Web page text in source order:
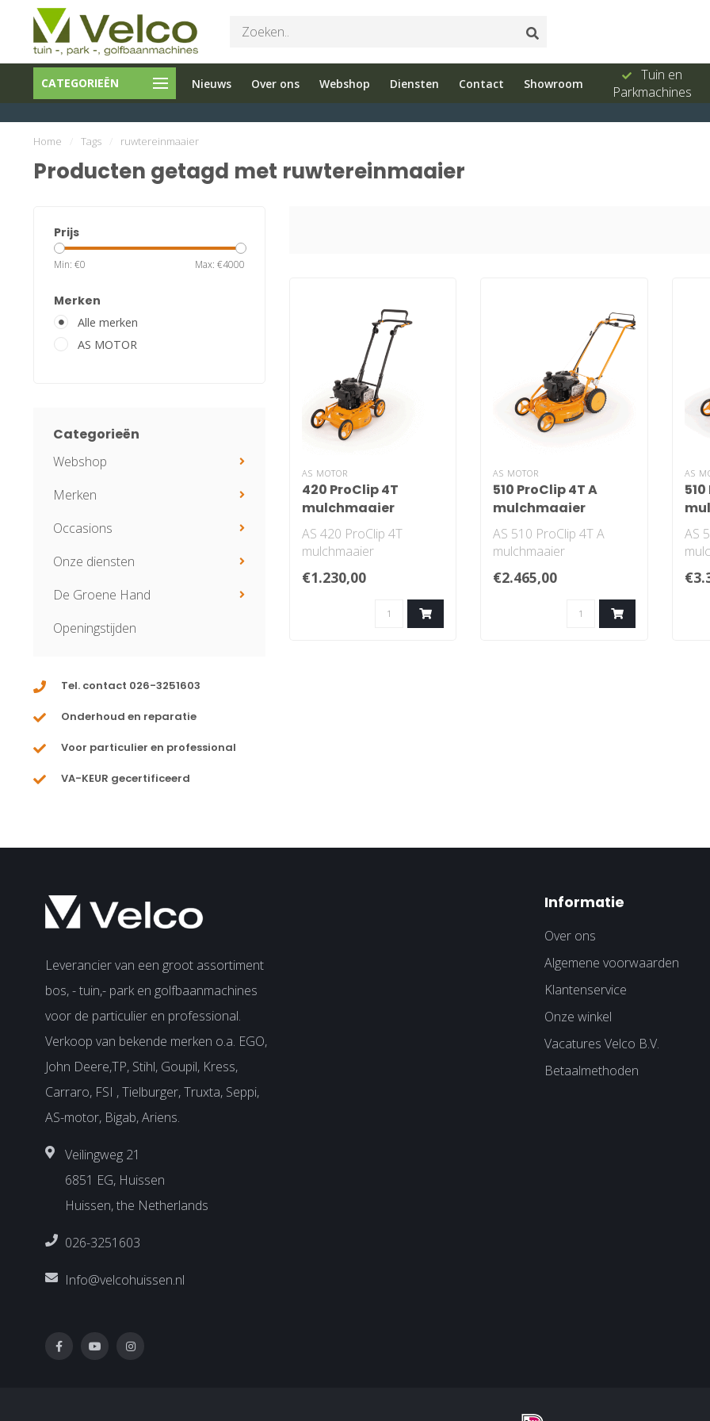
CATEGORIEËN Nieuws Over ons Webshop Diensten Contact Showroom
Bel ons 026-
3251603
Parkmachines
en reparatie
met advies
3251603
Tuin en
Parkmachines
Home Tags ruwtereinmaaier
Producten getagd met ruwtereinmaaier
Prijs
Min: €0 Max: €4000
Merken
Alle merken
AS MOTOR
Categorieën
Webshop
Merken
Occasions
Onze diensten
De Groene Hand
Openingstijden
Tel. contact 026-3251603
Onderhoud en reparatie
Voor particulier en professional
VA-KEUR gecertificeerd
AS MOTOR
420 ProClip 4T
mulchmaaier
AS 420 ProClip 4T
mulchmaaier
€1.230,00
AS MOTOR
510 ProClip 4T A
mulchmaaier
AS 510 ProClip 4T A
mulchmaaier
€2.465,00
AS
AS
Leverancier van een groot assortiment
bos, - tuin,- park en golfbaanmachines
voor de particulier en professional.
Verkoop van bekende merken o.a. EGO,
John Deere,TP, Stihl, Goupil, Kress,
Carraro, FSI , Tielburger, Truxta, Seppi,
AS-motor, Bigab, Ariens.
Veilingweg 21
6851 EG, Huissen
Huissen, the Netherlands
026-3251603
Info@velcohuissen.nl
Informatie
Over ons
Algemene voorwaarden
Klantenservice
Onze winkel
Vacatures Velco B.V.
Betaalmethoden